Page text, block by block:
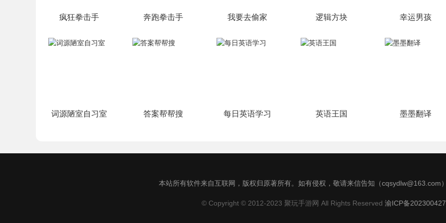
疯狂拳击手 奔跑拳击手 我要去偷家 逻辑方块 幸运男孩
词源陋室自习室 答案帮帮搜 每日英语学习 英语王国 墨墨翻译
本站所有软件来自互联网，版权归原著所有。如有侵权，敬请来信告知（cqsydlw@163.com
© Copyright © 2012-2023 聚玩手游网 All Rights Reserved 渝ICP备